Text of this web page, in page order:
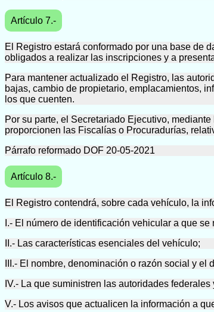
Artículo 7.-
El Registro estará conformado por una base de
obligados a realizar las inscripciones y a
Para mantener actualizado el Registro, las
bajas, cambio de propietario, emplacamientos,
los que cuenten.
Por su parte, el Secretariado Ejecutivo,
proporcionen las Fiscalías o Procuradurías,
Párrafo reformado DOF 20-05-2021
Artículo 8.-
El Registro contendrá, sobre cada vehículo, la
I.- El número de identificación vehicular a que se
II.- Las características esenciales del vehículo;
III.- El nombre, denominación o razón social y el
IV.- La que suministren las autoridades
V.- Los avisos que actualicen la información a